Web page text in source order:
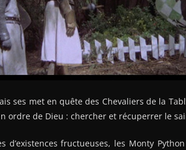
ses met en quête des Chevaliers de la
ordre de Dieu : chercher et récuperrer le
d’existences fructueuses, les Monty